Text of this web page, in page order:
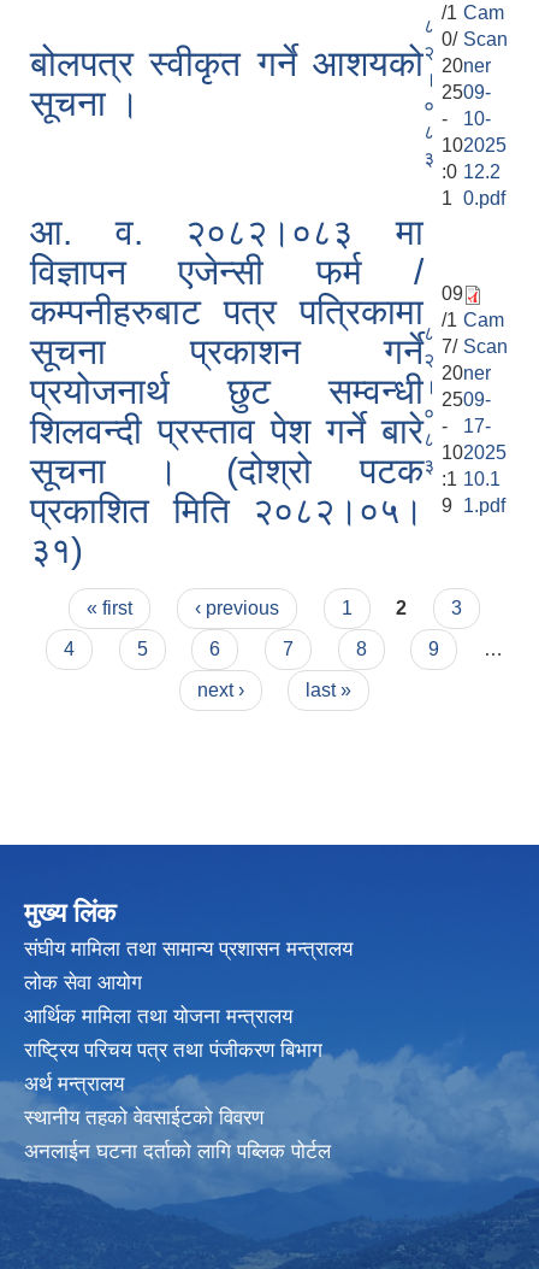
बोलपत्र स्वीकृत गर्ने आशयको
सूचना ।
८
२
।
०
८
३
/1
0/
20
25
-
10
:0
1
Cam
Scan
ner
09-
10-
2025
12.2
0.pdf
आ. व. २०८२।०८३ मा
विज्ञापन एजेन्सी फर्म /
कम्पनीहरुबाट पत्र पत्रिकामा
सूचना प्रकाशन गर्ने
प्रयोजनार्थ छुट सम्वन्धी
शिलवन्दी प्रस्ताव पेश गर्ने बारे
सूचना । (दोश्रो पटक
प्रकाशित मिति २०८२।०५।
३१)
८
२
।
०
८
३
09
/1
7/
20
25
-
10
:1
9
Cam
Scan
ner
09-
17-
2025
10.1
1.pdf
Pages
« first ‹ previous 1 2
3
4
5 6 7 8 9
…
next ›
last »
मुख्य लिंक
संघीय मामिला तथा सामान्य प्रशासन मन्त्रालय
लोक सेवा आयोग
आर्थिक मामिला तथा योजना मन्त्रालय
राष्ट्रिय परिचय पत्र तथा पंजीकरण बिभाग
अर्थ मन्त्रालय
स्थानीय तहको वेवसाईटको विवरण
अनलाईन घटना दर्ताको लागि पब्लिक पोर्टल